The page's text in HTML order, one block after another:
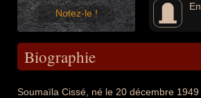
Notez-le !
Biographie
Soumaïla Cissé, né le 20 décembre